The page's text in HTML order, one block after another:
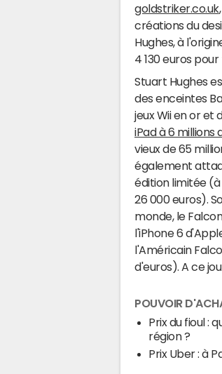
goldstriker.co.uk
créations du
Hughes, à
4 130 euros
Stuart Hughes
des enceintes
jeux Wii en or et
iPad à 6 millions
vieux de 65
également
édition limitée (à
26 000 euros).
monde, le
l'iPhone 6
l'Américain
d'euros). A ce
POUVOIR
Prix du fioul :
région ?
Prix Uber : à